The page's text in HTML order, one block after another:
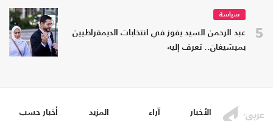
5
سياسة
عبد الرحمن السيد يفوز في انتخابات الديمقراطيين
بميشيغان.. تعرف إليه
الأخبار آراء المزيد
أخبار حسب